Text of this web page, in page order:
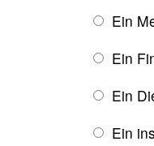
Ein
Ein
Ein
Ein